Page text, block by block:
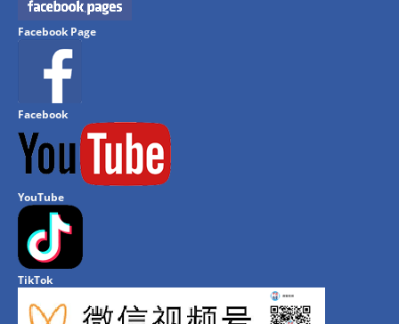
Facebook Page
Facebook
YouTube
TikTok